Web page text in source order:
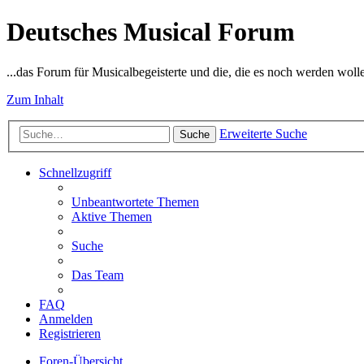
Deutsches Musical Forum
...das Forum für Musicalbegeisterte und die, die es noch werden
Zum Inhalt
Suche Erweiterte Suche
Schnellzugriff
Unbeantwortete Themen
Aktive Themen
Suche
Das Team
FAQ
Anmelden
Registrieren